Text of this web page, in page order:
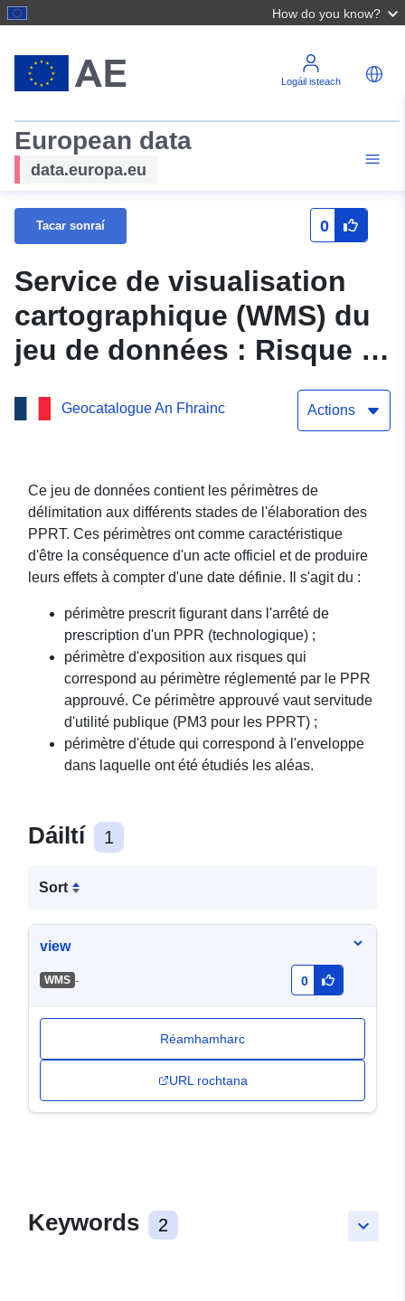
How do you know?
Logáil isteach
European data
data.europa.eu
Tacar sonraí 0
Service de visualisation
cartographique (WMS) du
jeu de données : Risque -
Périmètre des PPRT en
Loir-et-cher
Geocatalogue An Fhrainc Actions
Ce jeu de données contient les périmètres de
délimitation aux différents stades de l'élaboration des
PPRT. Ces périmètres ont comme caractéristique
d'être la conséquence d'un acte officiel et de produire
leurs effets à compter d'une date définie. Il s'agit du :
périmètre prescrit figurant dans l'arrêté de
prescription d'un PPR (technologique) ;
périmètre d'exposition aux risques qui
correspond au périmètre réglementé par le PPR
approuvé. Ce périmètre approuvé vaut servitude
d'utilité publique (PM3 pour les PPRT) ;
périmètre d'étude qui correspond à l'enveloppe
dans laquelle ont été étudiés les aléas.
Dáiltí 1
Sort
view
WMS - 0
Réamhamharc
URL rochtana
keyboard_arrow_down
Keywords 2